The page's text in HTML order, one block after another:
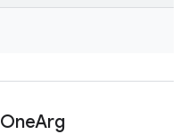
OneArg